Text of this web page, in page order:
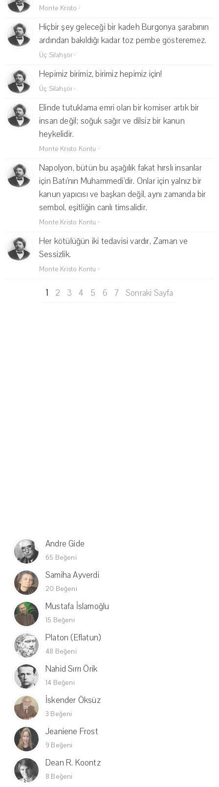
Monte Kristo ·
Hiçbir şey geleceği bir kadeh Burgonya şarabının
ardından bakıldığı kadar toz pembe gösteremez.
Üç Silahşör ·
Hepimiz birimiz, birimiz hepimiz için!
Üç Silahşör ·
Elinde tutuklama emri olan bir komiser artık bir
insan değil; soğuk sağır ve dilsiz bir kanun
heykelidir.
Monte Kristo Kontu ·
Napolyon, bütün bu aşağılık fakat hırslı insanlar
için Batı'nın Muhammedi'dir. Onlar için yalnız bir
kanun yapıcısı ve başkan değil, aynı zamanda bir
sembol, eşitliğin canlı timsalidir.
Monte Kristo Kontu ·
Her kötülüğün iki tedavisi vardır, Zaman ve
Sessizlik.
Monte Kristo Kontu ·
1 2 3 4 5 6 7 Sonraki Sayfa
Andre Gide
65 Beğeni
Samiha Ayverdi
20 Beğeni
Mustafa İslamoğlu
15 Beğeni
Platon (Eflatun)
48 Beğeni
Nahid Sırrı Örik
14 Beğeni
İskender Öksüz
3 Beğeni
Jeaniene Frost
9 Beğeni
Dean R. Koontz
8 Beğeni